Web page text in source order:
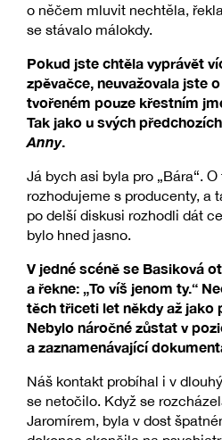
o něčem mluvit nechtěla,
se stávalo málokdy.
Pokud jste chtěla vyprávět
zpěvačce, neuvažovala jste
tvořeném pouze křestním
Tak jako u svých
Anny.
Já bych asi byla pro „Bára“.
rozhodujeme s producenty, a
po delší diskusi rozhodli dát
bylo hned jasno.
V jedné scéně se Basiková
a řekne: „To víš jenom ty.“
těch třiceti let někdy až jako
Nebylo náročné zůstat v
a zaznamenávající
Náš kontakt probíhal i v
se netočilo. Když se
Jaromírem, byla v dost